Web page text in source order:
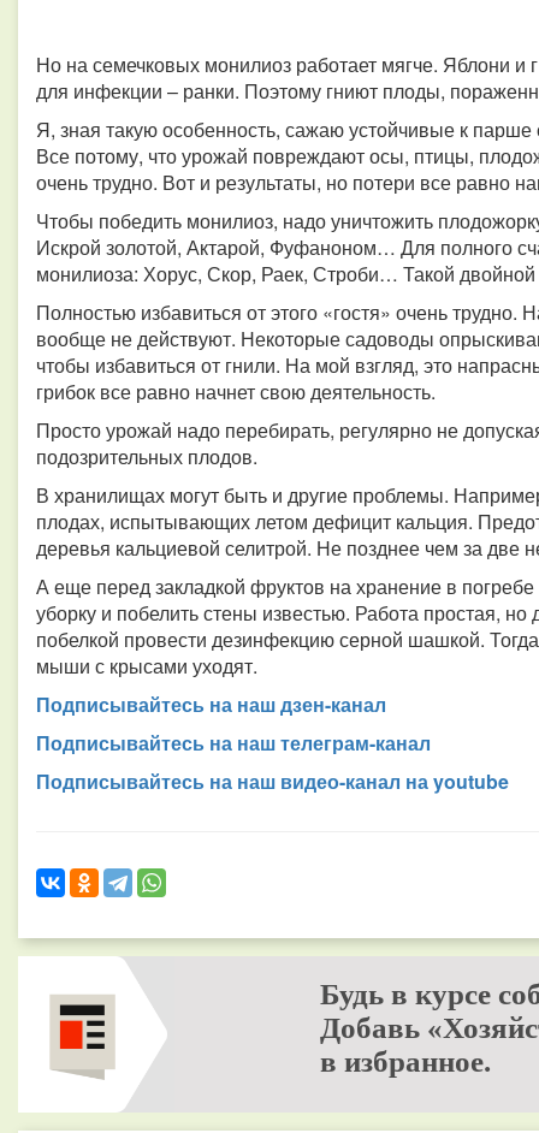
Но на семечковых монилиоз работает мягче. Яблони
для инфекции – ранки. Поэтому гниют плоды,
Я, зная такую особенность, сажаю устойчивые к
Все потому, что урожай повреждают осы, птицы,
очень трудно. Вот и результаты, но потери все равно
Чтобы победить монилиоз, надо уничтожить
Искрой золотой, Актарой, Фуфаноном… Для полного
монилиоза: Хорус, Скор, Раек, Строби… Такой
Полностью избавиться от этого «гостя» очень
вообще не действуют. Некоторые садоводы
чтобы избавиться от гнили. На мой взгляд, это
грибок все равно начнет свою деятельность.
Просто урожай надо перебирать, регулярно не
подозрительных плодов.
В хранилищах могут быть и другие проблемы.
плодах, испытывающих летом дефицит кальция.
деревья кальциевой селитрой. Не позднее чем за две
А еще перед закладкой фруктов на хранение в
уборку и побелить стены известью. Работа простая,
побелкой провести дезинфекцию серной шашкой.
мыши с крысами уходят.
Подписывайтесь на наш дзен-канал
Подписывайтесь на наш телеграм-канал
Подписывайтесь на наш видео-канал на youtube
Будь в курсе
Добавь
в избранное.